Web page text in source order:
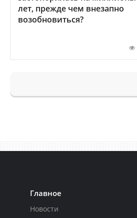
лет, прежде чем внезапно
возобновиться?
Главное
Новости